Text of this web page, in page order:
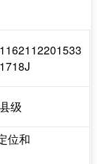
1162112201533
1718J
县级
位和